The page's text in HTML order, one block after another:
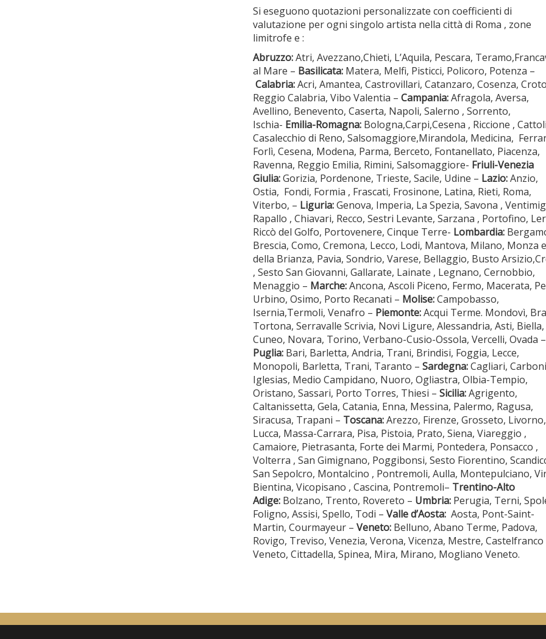
Si eseguono quotazioni personalizzate con coefficienti di
valutazione per ogni singolo artista nella città di Roma , zone
limitrofe e :
Abruzzo:Atri, Avezzano,Chieti, L’Aquila, Pescara,
al Mare – Basilicata:Matera, Melfi, Pisticci, Policoro, Potenza –
Calabria:Acri, Amantea, Castrovillari, Catanzaro, Cosenza,
Reggio Calabria, Vibo Valentia – Campania:Afragola, Aversa,
Avellino, Benevento, Caserta, Napoli, Salerno , Sorrento,
Ischia- Emilia-Romagna:Bologna,Carpi,Cesena , Riccione ,
Casalecchio di Reno, Salsomaggiore,Mirandola, Medicina,
Forlì, Cesena, Modena, Parma, Berceto, Fontanellato, Piacenza,
Ravenna, Reggio Emilia, Rimini, Salsomaggiore- Friuli-Venezia
Giulia:Gorizia, Pordenone, Trieste, Sacile, Udine – Lazio:Anzio,
Ostia, Fondi, Formia , Frascati, Frosinone, Latina, Rieti, Roma,
Viterbo, – Liguria:Genova, Imperia, La Spezia, Savona ,
Rapallo , Chiavari, Recco, Sestri Levante, Sarzana , Portofino,
Riccò del Golfo, Portovenere, Cinque Terre- Lombardia:
Brescia, Como, Cremona, Lecco, Lodi, Mantova, Milano, Monza e
della Brianza, Pavia, Sondrio, Varese, Bellaggio, Busto
, Sesto San Giovanni, Gallarate, Lainate , Legnano, Cernobbio,
Menaggio – Marche:Ancona, Ascoli Piceno, Fermo, Macerata,
Urbino, Osimo, Porto Recanati – Molise:Campobasso,
Isernia,Termoli, Venafro – Piemonte:Acqui Terme. Mondovì,
Tortona, Serravalle Scrivia, Novi Ligure, Alessandria, Asti, Biella,
Cuneo, Novara, Torino, Verbano-Cusio-Ossola, Vercelli, Ovada –
Puglia:Bari, Barletta, Andria, Trani, Brindisi, Foggia, Lecce,
Monopoli, Barletta, Trani, Taranto – Sardegna:Cagliari,
Iglesias, Medio Campidano, Nuoro, Ogliastra, Olbia-Tempio,
Oristano, Sassari, Porto Torres, Thiesi – Sicilia:Agrigento,
Caltanissetta, Gela, Catania, Enna, Messina, Palermo, Ragusa,
Siracusa, Trapani – Toscana:Arezzo, Firenze, Grosseto, Livorno,
Lucca, Massa-Carrara, Pisa, Pistoia, Prato, Siena, Viareggio ,
Camaiore, Pietrasanta, Forte dei Marmi, Pontedera, Ponsacco ,
Volterra , San Gimignano, Poggibonsi, Sesto Fiorentino,
San Sepolcro, Montalcino , Pontremoli, Aulla, Montepulciano,
Bientina, Vicopisano , Cascina, Pontremoli– Trentino-Alto
Adige:Bolzano, Trento, Rovereto – Umbria:Perugia, Terni,
Foligno, Assisi, Spello, Todi – Valle d’Aosta:Aosta, Pont-Saint-
Martin, Courmayeur – Veneto:Belluno, Abano Terme, Padova,
Rovigo, Treviso, Venezia, Verona, Vicenza, Mestre, Castelfranco
Veneto, Cittadella, Spinea, Mira, Mirano, Mogliano Veneto.